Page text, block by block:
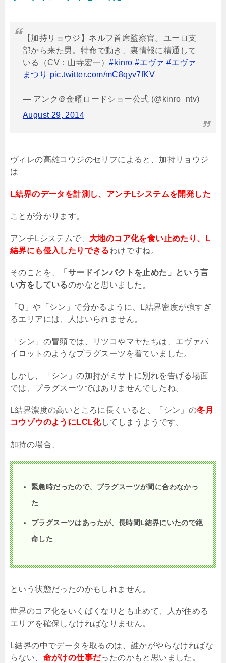
【加持リョウジ】ネルフ首席監察官。ユーロ支
部から来た男。特命で動き、裏情報に精通して
いる（CV：山寺宏一）#kinro #エヴァ #エヴァ
まつり pic.twitter.com/mC8qyv7fKV
— アンク＠金曜ロードショー公式 (@kinro_ntv)
August 29, 2014
ヴィレの高雄コウジのセリフによると、加持リョウジ
は
L結界のデータを計測し、アンチLシステムを開発した
ことが分かります。
アンチ L システムで、 大地のコア化を食い止めたり、L
結界にも侵入したりできるわけですね。
そのことを、
「サードインパクトを止めた」という言
い方をしているのかなと思いました。
「Q 」や「シン」で分かるように、 L結界密度が強すぎ
るエリアには、人はいられません。
「シン」の冒頭では、リツコやマヤたちは、エヴァパ
イロットのようなプラグスーツを着ていました。
しかし、「シン」の加持がミサトに別れを告げる場面
では、プラグスーツではありませんでしたね。
L結界濃度の高いところに長くいると、「シン」の冬月
コウゾウのようにLCL化してしまうようです。
加持の場合、
緊急時だったので、プラグスーツが間に合わなかっ
た
プラグスーツはあったが、長時間L結界にいたので絶
命した
という状態だったのかもしれません。
世界のコア化をいくばくなりとも止めて、人が住める
エリアを確保しなければなりません。
L結界の中でデータを取るのは、誰かがやらなければな
らない、 命がけの仕事だったのかもと思いました。